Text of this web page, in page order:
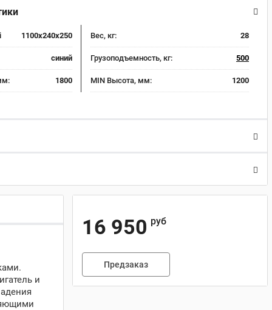
i 1100x240x250 Вес, кг: 28
синий Грузоподъемность, кг: 500
1800 MIN Высота, мм: 1200
и
16 950 руб
Предзаказ